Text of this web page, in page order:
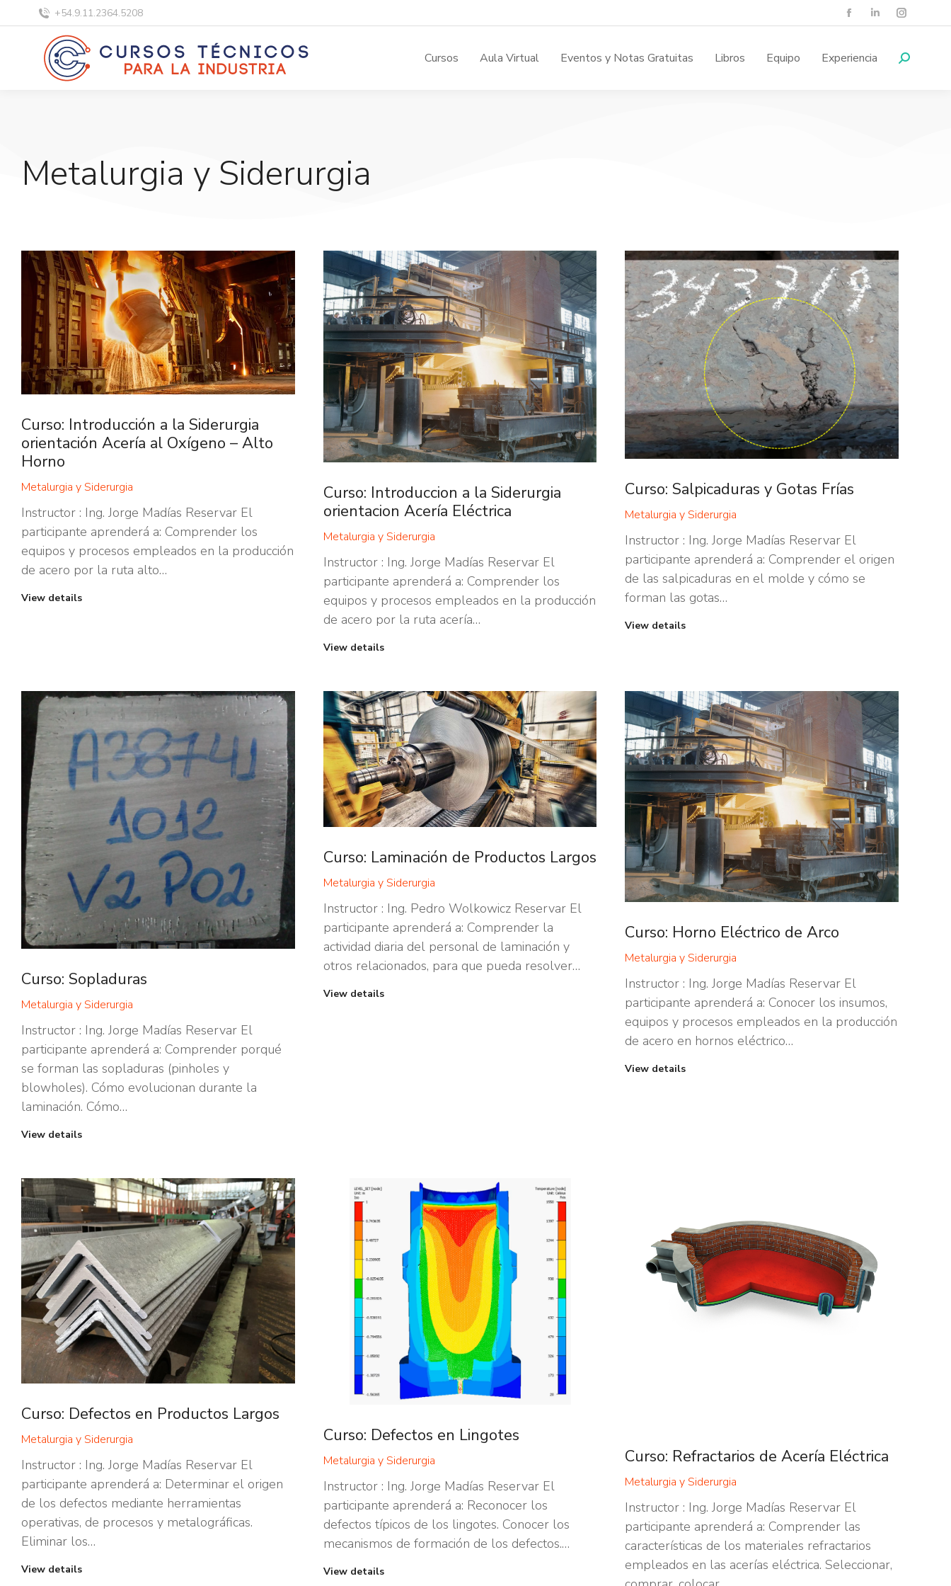
+54.9.11.2364.5208
Cursos Aula Virtual Eventos y Notas Gratuitas Libros Equipo Experiencia
Metalurgia y Siderurgia
Curso: Introducción a la Siderurgia
orientación Acería al Oxígeno – Alto
Horno
Metalurgia y Siderurgia
Instructor : Ing. Jorge Madías Reservar El
participante aprenderá a: Comprender los
equipos y procesos empleados en la producción
de acero por la ruta alto…
View details
Curso: Introduccion a la Siderurgia
orientacion Acería Eléctrica
Metalurgia y Siderurgia
Instructor : Ing. Jorge Madías Reservar El
participante aprenderá a: Comprender los
equipos y procesos empleados en la producción
de acero por la ruta acería…
View details
Curso: Salpicaduras y Gotas Frías
Metalurgia y Siderurgia
Instructor : Ing. Jorge Madías Reservar El
participante aprenderá a: Comprender el origen
de las salpicaduras en el molde y cómo se
forman las gotas…
View details
Curso: Sopladuras
Metalurgia y Siderurgia
Instructor : Ing. Jorge Madías Reservar El
participante aprenderá a: Comprender porqué
se forman las sopladuras (pinholes y
blowholes). Cómo evolucionan durante la
laminación. Cómo…
View details
Curso: Laminación de Productos Largos
Metalurgia y Siderurgia
Instructor : Ing. Pedro Wolkowicz Reservar El
participante aprenderá a: Comprender la
actividad diaria del personal de laminación y
otros relacionados, para que pueda resolver…
View details
Curso: Horno Eléctrico de Arco
Metalurgia y Siderurgia
Instructor : Ing. Jorge Madías Reservar El
participante aprenderá a: Conocer los insumos,
equipos y procesos empleados en la producción
de acero en hornos eléctrico…
View details
Curso: Defectos en Productos Largos
Metalurgia y Siderurgia
Instructor : Ing. Jorge Madías Reservar El
participante aprenderá a: Determinar el origen
de los defectos mediante herramientas
operativas, de procesos y metalográficas.
Eliminar los…
View details
Curso: Defectos en Lingotes
Metalurgia y Siderurgia
Instructor : Ing. Jorge Madías Reservar El
participante aprenderá a: Reconocer los
defectos típicos de los lingotes. Conocer los
mecanismos de formación de los defectos.…
View details
Curso: Refractarios de Acería Eléctrica
Metalurgia y Siderurgia
Instructor : Ing. Jorge Madías Reservar El
participante aprenderá a: Comprender las
características de los materiales refractarios
empleados en las acerías eléctrica. Seleccionar,